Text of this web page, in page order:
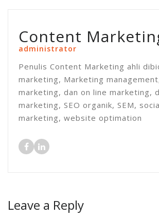
Content
administrator
Penulis Content Marketing ahli
marketing, Marketing
marketing, dan on line marketing,
marketing, SEO organik, SEM,
marketing, website optimation
Leave a Reply